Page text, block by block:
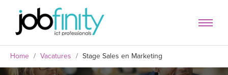
Home / Vacatures / Stage Sales en Marketing